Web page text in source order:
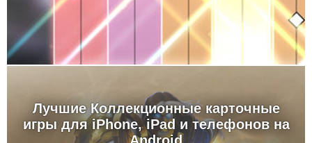
Лучшие Коллекционные карточные
игры для iPhone, iPad и телефонов на